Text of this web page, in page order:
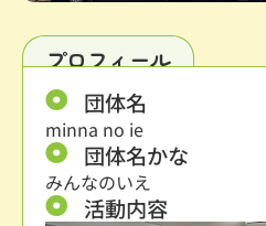
プロフィール
団体名
minna no ie
団体名かな
みんなのいえ
活動内容